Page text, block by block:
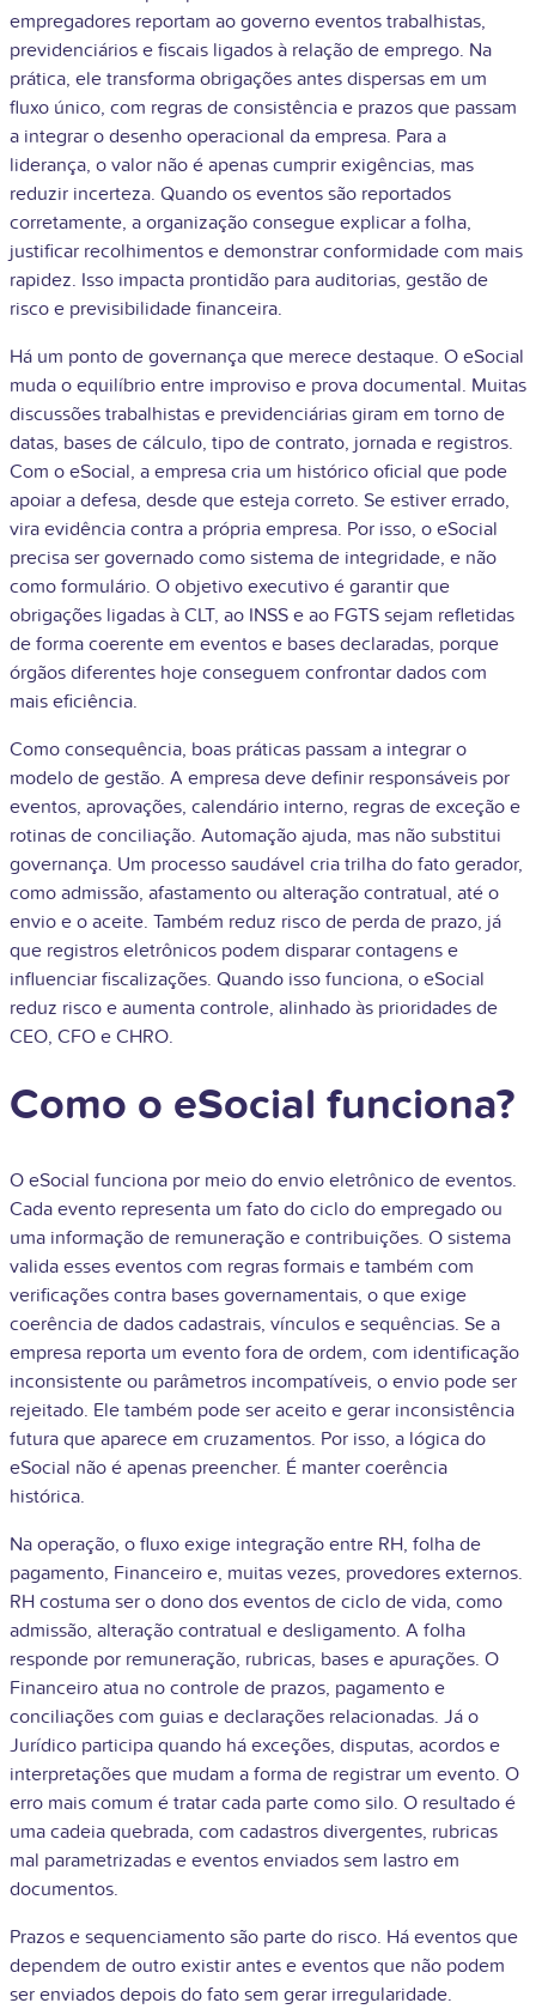
empregadores reportam ao governo eventos trabalhistas,
previdenciários e fiscais ligados à relação de emprego. Na
prática, ele transforma obrigações antes dispersas em um
fluxo único, com regras de consistência e prazos que passam
a integrar o desenho operacional da empresa. Para a
liderança, o valor não é apenas cumprir exigências, mas
reduzir incerteza. Quando os eventos são reportados
corretamente, a organização consegue explicar a folha,
justificar recolhimentos e demonstrar conformidade com mais
rapidez. Isso impacta prontidão para auditorias, gestão de
risco e previsibilidade financeira.
Há um ponto de governança que merece destaque. O eSocial
muda o equilíbrio entre improviso e prova documental. Muitas
discussões trabalhistas e previdenciárias giram em torno de
datas, bases de cálculo, tipo de contrato, jornada e registros.
Com o eSocial, a empresa cria um histórico oficial que pode
apoiar a defesa, desde que esteja correto. Se estiver errado,
vira evidência contra a própria empresa. Por isso, o eSocial
precisa ser governado como sistema de integridade, e não
como formulário. O objetivo executivo é garantir que
obrigações ligadas à CLT, ao INSS e ao FGTS sejam refletidas
de forma coerente em eventos e bases declaradas, porque
órgãos diferentes hoje conseguem confrontar dados com
mais eficiência.
Como consequência, boas práticas passam a integrar o
modelo de gestão. A empresa deve definir responsáveis por
eventos, aprovações, calendário interno, regras de exceção e
rotinas de conciliação. Automação ajuda, mas não substitui
governança. Um processo saudável cria trilha do fato gerador,
como admissão, afastamento ou alteração contratual, até o
envio e o aceite. Também reduz risco de perda de prazo, já
que registros eletrônicos podem disparar contagens e
influenciar fiscalizações. Quando isso funciona, o eSocial
reduz risco e aumenta controle, alinhado às prioridades de
CEO, CFO e CHRO.
Como o eSocial funciona?
O eSocial funciona por meio do envio eletrônico de eventos.
Cada evento representa um fato do ciclo do empregado ou
uma informação de remuneração e contribuições. O sistema
valida esses eventos com regras formais e também com
verificações contra bases governamentais, o que exige
coerência de dados cadastrais, vínculos e sequências. Se a
empresa reporta um evento fora de ordem, com identificação
inconsistente ou parâmetros incompatíveis, o envio pode ser
rejeitado. Ele também pode ser aceito e gerar inconsistência
futura que aparece em cruzamentos. Por isso, a lógica do
eSocial não é apenas preencher. É manter coerência
histórica.
Na operação, o fluxo exige integração entre RH, folha de
pagamento, Financeiro e, muitas vezes, provedores externos.
RH costuma ser o dono dos eventos de ciclo de vida, como
admissão, alteração contratual e desligamento. A folha
responde por remuneração, rubricas, bases e apurações. O
Financeiro atua no controle de prazos, pagamento e
conciliações com guias e declarações relacionadas. Já o
Jurídico participa quando há exceções, disputas, acordos e
interpretações que mudam a forma de registrar um evento. O
erro mais comum é tratar cada parte como silo. O resultado é
uma cadeia quebrada, com cadastros divergentes, rubricas
mal parametrizadas e eventos enviados sem lastro em
documentos.
Prazos e sequenciamento são parte do risco. Há eventos que
dependem de outro existir antes e eventos que não podem
ser enviados depois do fato sem gerar irregularidade.